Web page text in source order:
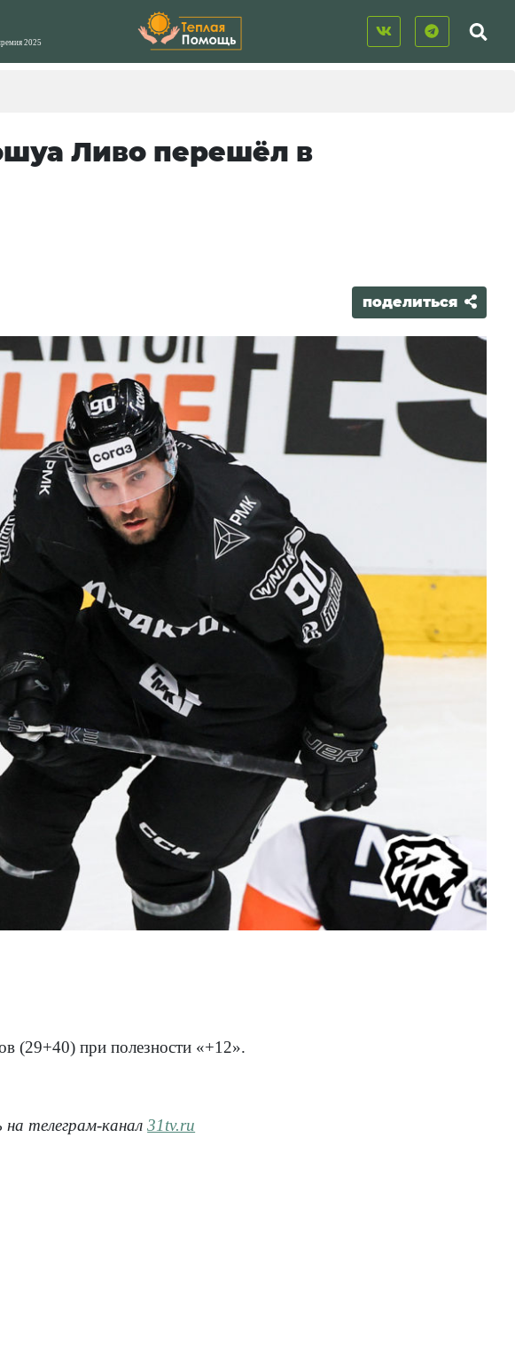
Ливо перешёл в
поделиться
(29+40) при полезности «+12».
на телеграм-канал31tv.ru